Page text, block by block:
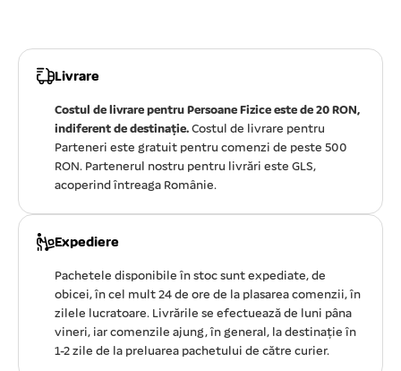
Livrare
Costul de livrare pentru Persoane Fizice este de 20 RON,
indiferent de destinație. Costul de livrare pentru
Parteneri este gratuit pentru comenzi de peste 500
RON. Partenerul nostru pentru livrări este GLS,
acoperind întreaga Românie.
Expediere
Pachetele disponibile în stoc sunt expediate, de
obicei, în cel mult 24 de ore de la plasarea comenzii, în
zilele lucratoare. Livrările se efectuează de luni pâna
vineri, iar comenzile ajung, în general, la destinație în
1-2 zile de la preluarea pachetului de către curier.